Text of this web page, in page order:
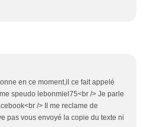
en ce moment,il ce fait appelé
speudo lebonmiel75<br /> Je parle
/> Il me reclame de
pas vous envoyé la copie du texte ni